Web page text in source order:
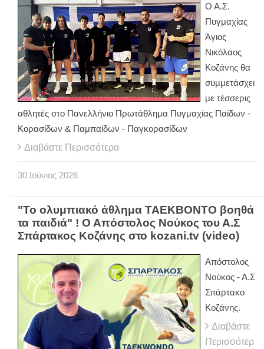
Ο Α.Σ.
Πυγμαχίας
Άγιος
Νικόλαος
Κοζάνης θα
συμμετάσχει
με τέσσερις
αθλητές στο Πανελλήνιο Πρωτάθλημα Πυγμαχίας Παίδων -
Κορασίδων & Παμπαίδων - Παγκορασίδων
Διαβάστε Περισσότερα
30 Ιούνιος 2026
"Το ολυμπιακό άθλημα ΤΑΕΚΒΟΝΤΟ βοηθά
τα παιδιά" ! Ο Απόστολος Νούκος του Α.Σ
Σπάρτακος Κοζάνης στο kozani.tv (video)
Απόστολος
Νούκος - Α.Σ
Σπάρτακο
Κοζάνης.
Διαβάστε
Περισσότερ